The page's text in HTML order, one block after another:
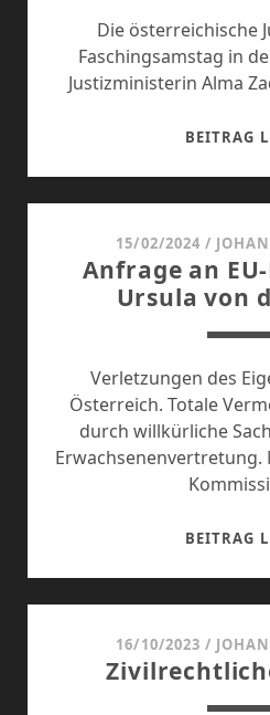
Die österreichische
Faschingsamstag in
Justizministerin Alma
BEITRAG
15/02/2024 /
Anfrage an
Ursula von
Verletzungen des
Österreich. Totale
durch willkürliche
Erwachsenenvertretung.
BEITRAG
16/10/2023 /